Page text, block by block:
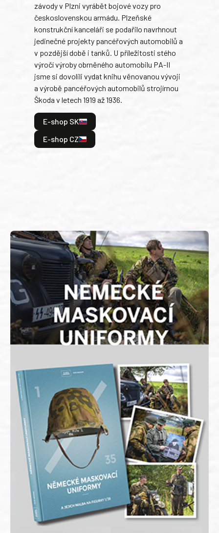
závody v Plzni vyrábět bojové vozy pro
československou armádu. Plzeňské
konstrukční kanceláři se podařilo navrhnout
jedinečné projekty pancéřových automobilů a
v pozdější době i tanků. U příležitosti stého
výročí výroby obrněného automobilu PA-II
jsme si dovolili vydat knihu věnovanou vývoji
a výrobě pancéřových automobilů strojírnou
Škoda v letech 1919 až 1936.
E-shop SK
E-shop CZ